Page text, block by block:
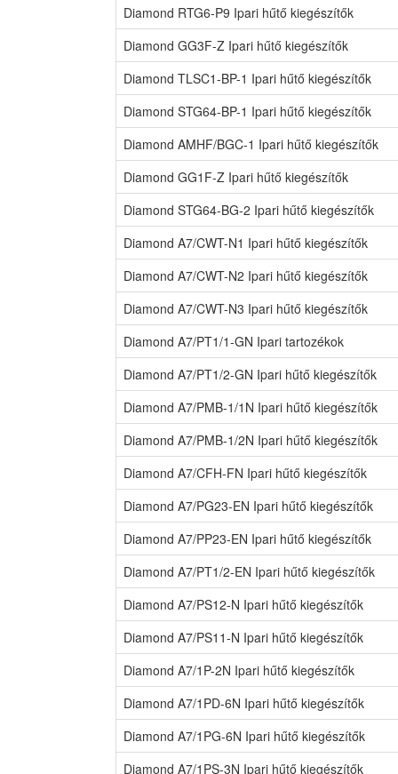
Diamond RTG6-P9 Ipari hűtő kiegészítők
Diamond GG3F-Z Ipari hűtő kiegészítők
Diamond TLSC1-BP-1 Ipari hűtő kiegészítők
Diamond STG64-BP-1 Ipari hűtő kiegészítők
Diamond AMHF/BGC-1 Ipari hűtő kiegészítők
Diamond GG1F-Z Ipari hűtő kiegészítők
Diamond STG64-BG-2 Ipari hűtő kiegészítők
Diamond A7/CWT-N1 Ipari hűtő kiegészítők
Diamond A7/CWT-N2 Ipari hűtő kiegészítők
Diamond A7/CWT-N3 Ipari hűtő kiegészítők
Diamond A7/PT1/1-GN Ipari tartozékok
Diamond A7/PT1/2-GN Ipari hűtő kiegészítők
Diamond A7/PMB-1/1N Ipari hűtő kiegészítők
Diamond A7/PMB-1/2N Ipari hűtő kiegészítők
Diamond A7/CFH-FN Ipari hűtő kiegészítők
Diamond A7/PG23-EN Ipari hűtő kiegészítők
Diamond A7/PP23-EN Ipari hűtő kiegészítők
Diamond A7/PT1/2-EN Ipari hűtő kiegészítők
Diamond A7/PS12-N Ipari hűtő kiegészítők
Diamond A7/PS11-N Ipari hűtő kiegészítők
Diamond A7/1P-2N Ipari hűtő kiegészítők
Diamond A7/1PD-6N Ipari hűtő kiegészítők
Diamond A7/1PG-6N Ipari hűtő kiegészítők
Diamond A7/1PS-3N Ipari hűtő kiegészítők